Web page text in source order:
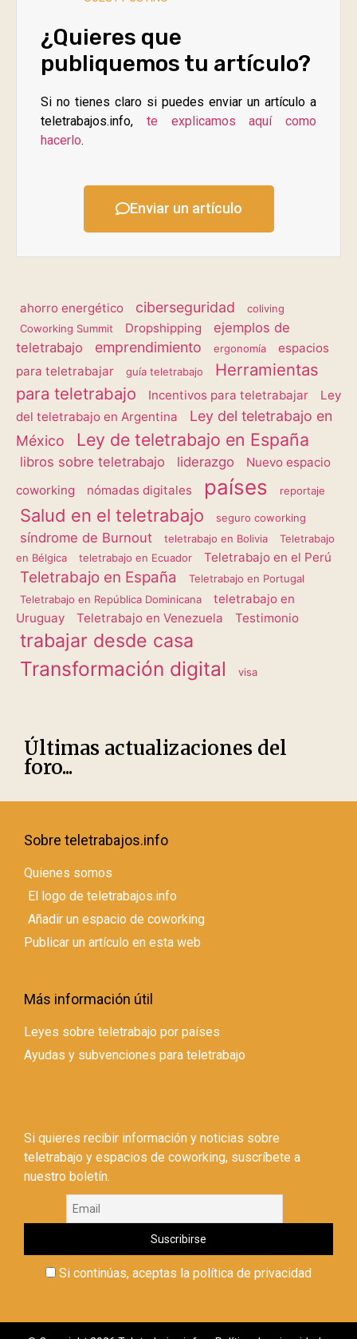
¿Quieres que
publiquemos tu artículo?
Si no tienes claro si puedes enviar un artículo a
teletrabajos.info, te explicamos aquí como
hacerlo.
Enviar un artículo
ahorro energético ciberseguridad
coliving
Coworking Summit
Dropshipping
ejemplos de
teletrabajo
emprendimiento ergonomía
espacios
para teletrabajar
guía teletrabajo
Herramientas
para teletrabajo
Incentivos para teletrabajar
Ley
del teletrabajo en Argentina
Ley del teletrabajo en
México
Ley de teletrabajo en España
libros sobre teletrabajo liderazgo
Nuevo espacio
coworking
nómadas digitales países reportaje
Salud en el teletrabajo seguro coworking
síndrome de Burnout teletrabajo en Bolivia
Teletrabajo
en Bélgica
teletrabajo en Ecuador Teletrabajo en el Perú
Teletrabajo en España
Teletrabajo en Portugal
Teletrabajo en República Dominicana
teletrabajo en
Uruguay
Teletrabajo en Venezuela Testimonio
trabajar desde casa
Transformación digital visa
Últimas actualizaciones del
foro...
Sobre teletrabajos.info
Quienes somos
El logo de teletrabajos.info
Añadir un espacio de coworking
Publicar un artículo en esta web
Más información útil
Leyes sobre teletrabajo por países
Ayudas y subvenciones para teletrabajo
Si quieres recibir información y noticias sobre
teletrabajo y espacios de coworking, suscríbete a
nuestro boletín.
Si continúas, aceptas la política de privacidad